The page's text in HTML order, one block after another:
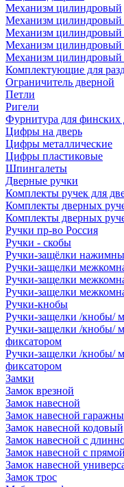
Механизм цилиндровый
Механизм цилиндровый
Механизм цилиндровый
Механизм цилиндровый
Механизм цилиндровый
Комплектующие для
Ограничитель дверной
Петли
Ригели
Фурнитура для финских
Цифры на дверь
Цифры металлические
Цифры пластиковые
Шпингалеты
Дверные ручки
Комплекты ручек для
Комплекты дверных
Комплекты дверных
Ручки пр-во Россия
Ручки - скобы
Ручки-защёлки
Ручки-защелки
Ручки-защелки
Ручки-защелки
Ручки-кнобы
Ручки-защелки /кнобы/
Ручки-защелки /кнобы/
фиксатором
Ручки-защелки /кнобы/
фиксатором
Замки
Замок врезной
Замок навесной
Замок навесной
Замок навесной
Замок навесной с
Замок навесной с
Замок навесной
Замок трос